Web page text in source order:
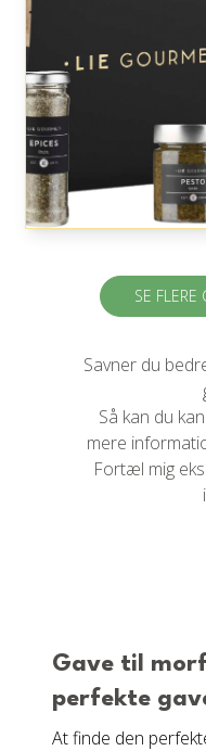
SE FLERE
Savner du
Så kan du
mere
Fortæl mig
Gave til
perfekte
At finde den